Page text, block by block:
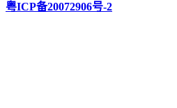
粤ICP备20072906号-2